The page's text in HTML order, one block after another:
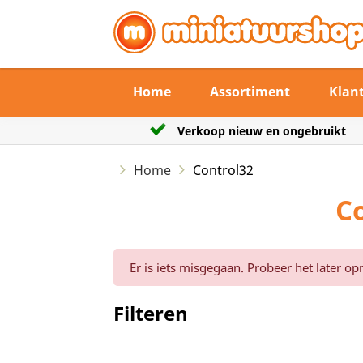
Home Assortiment
nieuw en ongebruikt De
Home Control32
Er is iets misgegaan. Probeer het later
Filteren